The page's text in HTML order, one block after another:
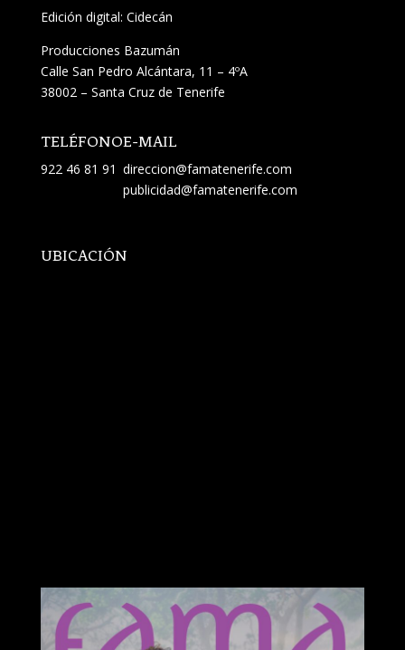
Edición digital: Cidecán
Producciones Bazumán
Calle San Pedro Alcántara, 11 – 4ºA
38002 – Santa Cruz de Tenerife
TELÉFONO
922 46 81 91
E-MAIL
direccion@famatenerife.com
publicidad@famatenerife.com
UBICACIÓN